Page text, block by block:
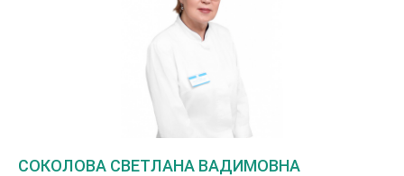
СОКОЛОВА СВЕТЛАНА ВАДИМОВНА